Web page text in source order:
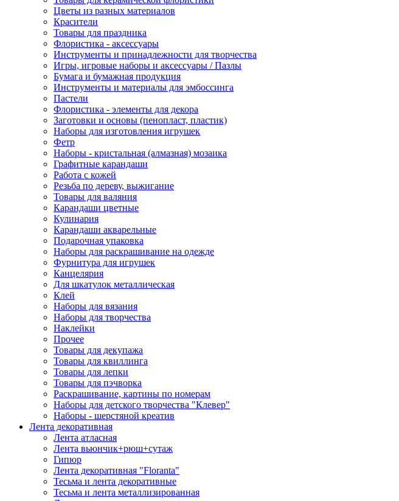
Цветы из разных материалов
Красители
Товары для праздника
Флористика - аксессуары
Инструменты и принадлежности для творчества
Игры, игровые наборы и аксессуары / Пазлы
Бумага и бумажная продукция
Инструменты и материалы для эмбоссинга
Пастели
Флористика - элементы для декора
Заготовки и основы (пенопласт, пластик)
Наборы для изготовления игрушек
Фетр
Наборы - кристальная (алмазная) мозаика
Графитные карандаши
Работа с кожей
Резьба по дереву, выжигание
Товары для валяния
Карандаши цветные
Кулинария
Карандаши акварельные
Подарочная упаковка
Наборы для раскрашивание на одежде
Фурнитура для игрушек
Канцелярия
Для шкатулок металлическая
Клей
Наборы для вязания
Наборы для творчества
Наклейки
Прочее
Товары для декупажа
Товары для квиллинга
Товары для лепки
Товары для пэчворка
Раскрашивание, картины по номерам
Наборы для детского творчества "Клевер"
Наборы - шерстяной креатив
Лента декоративная
Лента атласная
Лента вьюнчик+рюш+сутаж
Гипюр
Лента декоративная "Floranta"
Тесьма и лента декоративные
Тесьма и лента металлизированная